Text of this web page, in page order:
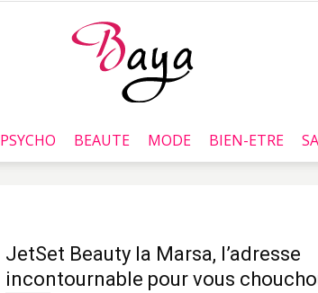
Baya.tn
PSYCHO BEAUTE MODE BIEN-ETRE
JetSet Beauty la Marsa, l’adresse
incontournable pour vous